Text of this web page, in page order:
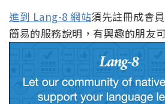
進到 Lang-8 網站須先註冊成會
簡易的服務說明，有興趣的朋友